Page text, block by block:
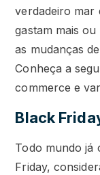
verdadeiro mar
gastam mais
as mudanças
Conheça a
commerce e
Black
Todo mundo já
Friday,